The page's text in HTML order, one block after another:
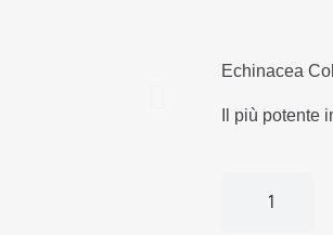
Echinacea
Il più potente